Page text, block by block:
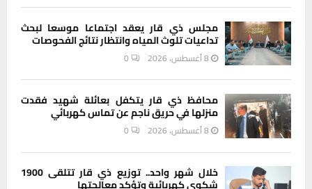
مجلس ذي قار يعقد اجتماعا موسعا لبحث
تداعيات تلوث المياه وانتظار نتائج الفحوصات
8 أغسطس، 2026 0
محافظ ذي قار يتكفل بعائلة شهيد فقدت
منزلها في حريق ناجم عن تماس كهربائي
8 أغسطس، 2026 0
خلال شهر واحد.. توزيع ذي قار تتلقى 1900
شكوى كهربائية وتؤكد معالجتها